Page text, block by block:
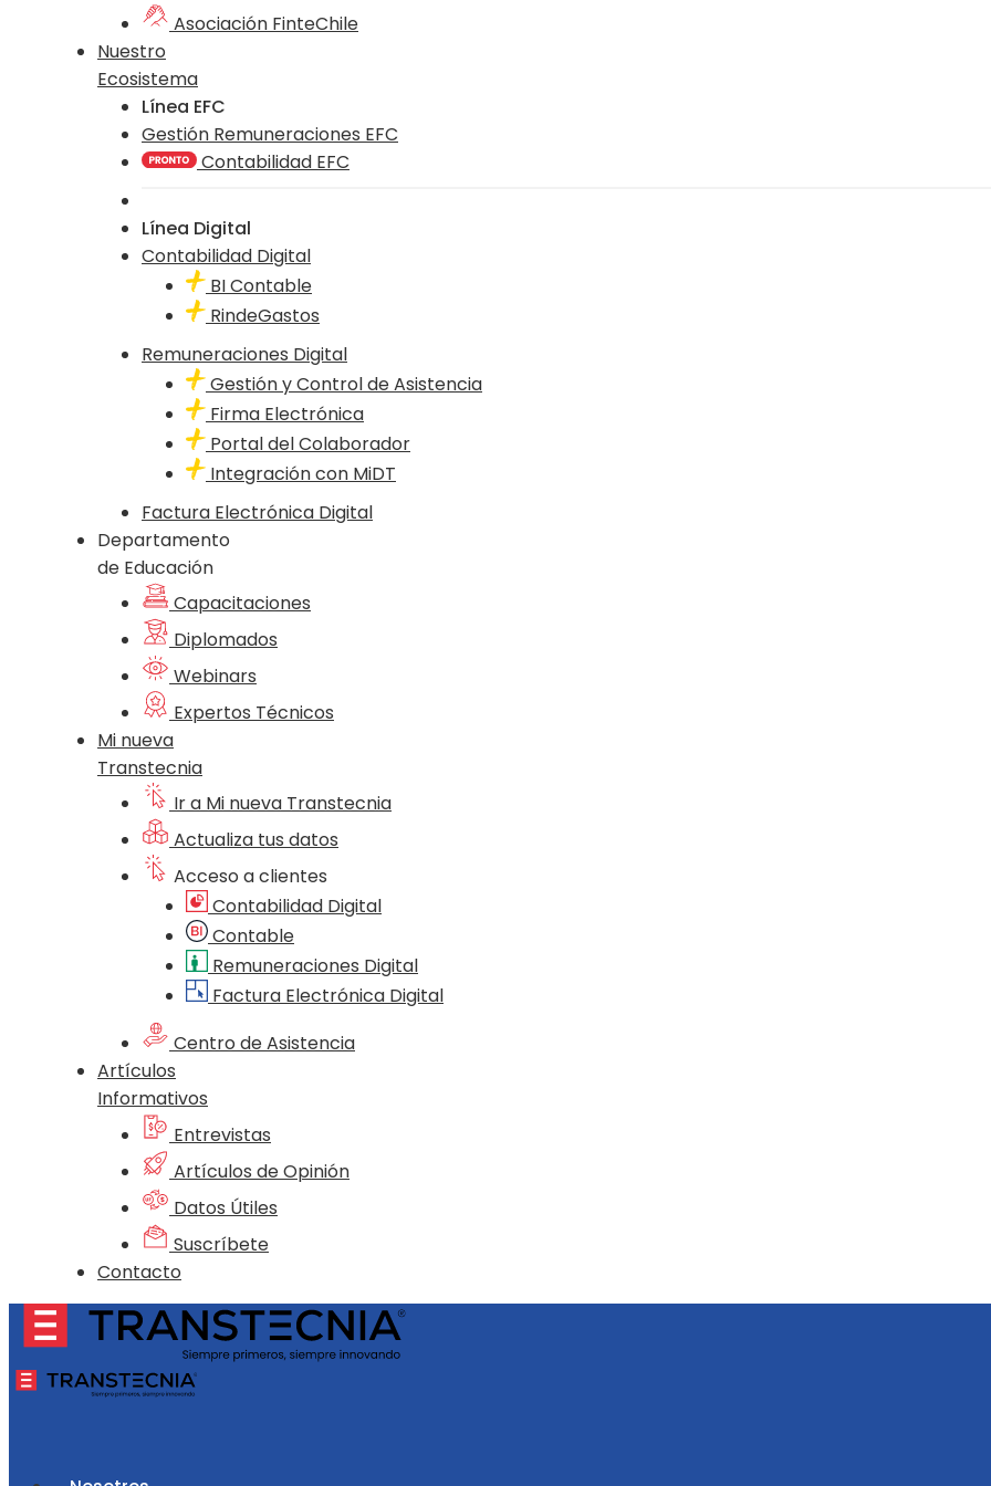
Asociación FinteChile
Nuestro
Ecosistema
Línea EFC
Gestión Remuneraciones EFC
Contabilidad EFC
Línea Digital
Contabilidad Digital
BI Contable
RindeGastos
Remuneraciones Digital
Gestión y Control de Asistencia
Firma Electrónica
Portal del Colaborador
Integración con MiDT
Factura Electrónica Digital
Departamento
de Educación
Capacitaciones
Diplomados
Webinars
Expertos Técnicos
Mi nueva
Transtecnia
Ir a Mi nueva Transtecnia
Actualiza tus datos
Acceso a clientes
Contabilidad Digital
Contable
Remuneraciones Digital
Factura Electrónica Digital
Centro de Asistencia
Artículos
Informativos
Entrevistas
Artículos de Opinión
Datos Útiles
Suscríbete
Contacto